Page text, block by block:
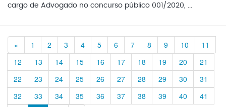
cargo de Advogado no concurso público 001/2020, ...
« Previous
1 2 3 4 5 6 7 8 9 10
11
12
13 14 15 16 17 18 19 20
21
22
23 24 25 26 27 28 29 30
31
32
33 34 35 36 37 38 39 40
41